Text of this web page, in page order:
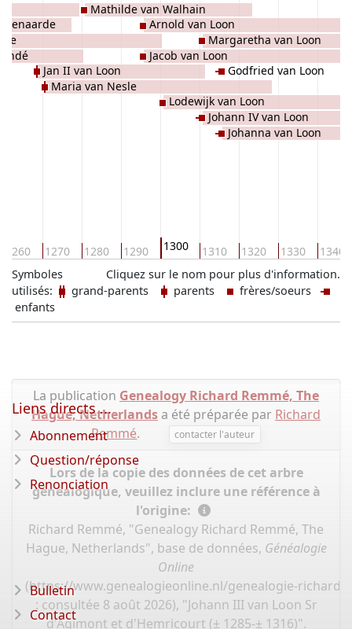
1260 1270 1280 1290 1300 1310 1320 1330 1340
Jan II van Loon
Maria van Nesle
Mathilde van Walhain
Arnold van Loon
Jacob van Loon
Lodewijk van Loon
Margaretha van Loon
Johann IV van Loon
Godfried van Loon
Johanna van Loon
Cliquez sur le nom pour plus d'information.
Symboles
utilisés:
grand-parents parents
frères/soeurs
enfants
La publication Genealogy Richard Remmé, The
Hague, Netherlands a été préparée par Richard
Remmé. contacter l'auteur
Lors de la copie des données de cet arbre
généalogique, veuillez inclure une référence à
l'origine:
Richard Remmé, "Genealogy Richard Remmé, The
Hague, Netherlands", base de données, Généalogie
Online
(https://www.genealogieonline.nl/genealogie-richard-
: consultée 8 août 2026), "Johann III van Loon Sr
d'Agimont et d'Hemricourt (± 1285-± 1316)".
Liens directs ...
Abonnement
Question/réponse
Renonciation
Bulletin
Contact